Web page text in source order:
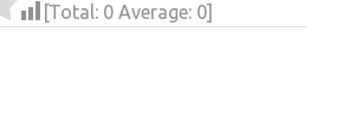
[Total: 0 Average: 0]